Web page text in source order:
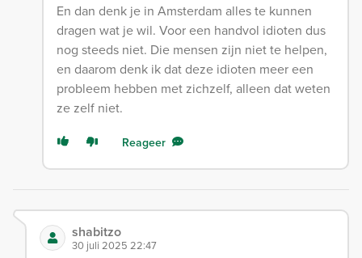
En dan denk je in Amsterdam alles te kunnen
dragen wat je wil. Voor een handvol idioten dus
nog steeds niet. Die mensen zijn niet te helpen,
en daarom denk ik dat deze idioten meer een
probleem hebben met zichzelf, alleen dat weten
ze zelf niet.
Reageer
shabitzo
30 juli 2025 22:47